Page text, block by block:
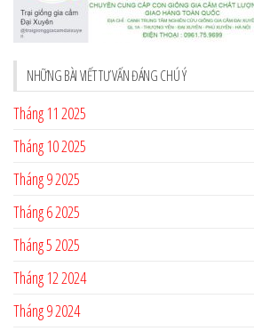
NHỮNG BÀI VIẾT TƯ VẤN ĐÁNG CHÚ Ý
Tháng 11 2025
Tháng 10 2025
Tháng 9 2025
Tháng 6 2025
Tháng 5 2025
Tháng 12 2024
Tháng 9 2024